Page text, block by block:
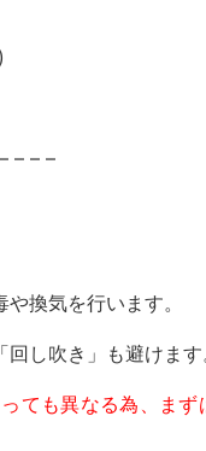
– – –
換気を行います。
し吹き」も避けます
ても異なる為、まず